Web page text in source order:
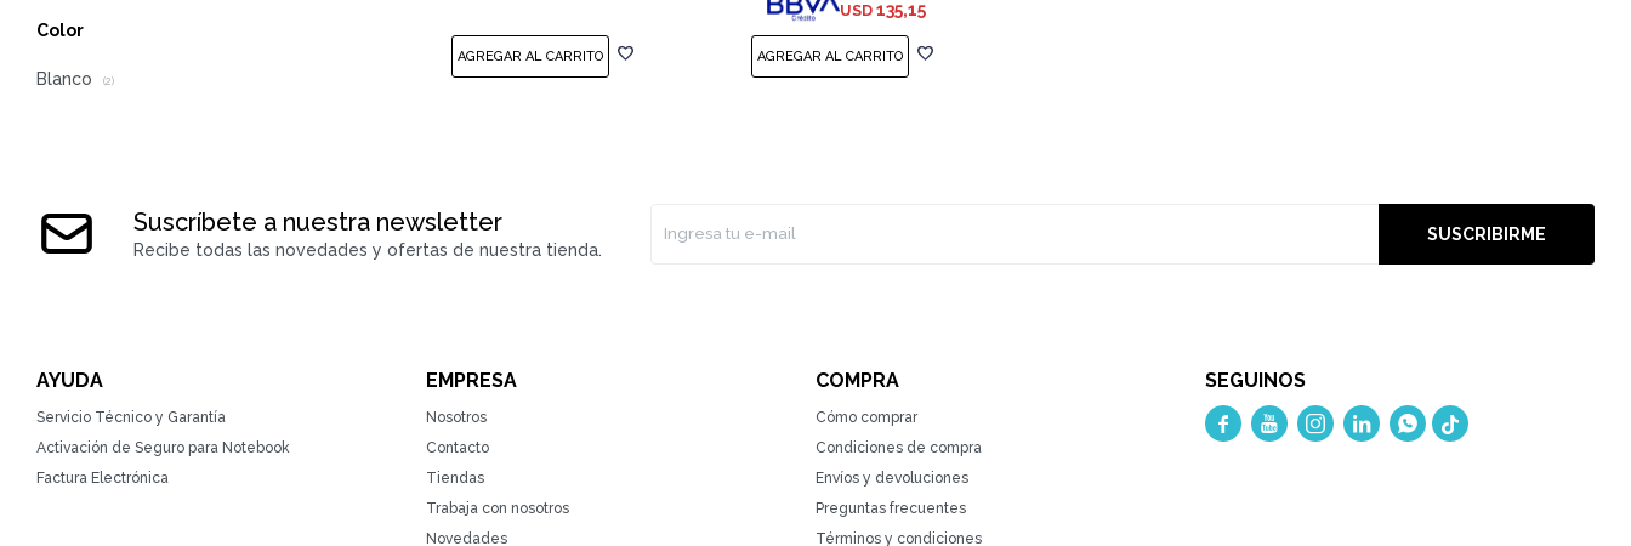
USD 135,15
Color
Blanco (2)
Suscríbete a nuestra newsletter
Recibe todas las novedades y ofertas de nuestra tienda.
SUSCRIBIRME
AYUDA
Servicio Técnico y Garantía
Activación de Seguro para Notebook
Factura Electrónica
EMPRESA
Nosotros
Contacto
Tiendas
Trabaja con nosotros
Novedades
COMPRA
Cómo comprar
Condiciones de compra
Envíos y devoluciones
Preguntas frecuentes
Términos y condiciones
SEGUINOS
    